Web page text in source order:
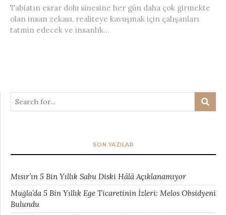
Tabiatın esrar dolu sinesine her gün daha çok girmekte
olan insan zekası, realiteye kavuşmak için çalışanları
tatmin edecek ve insanlık...
SON YAZILAR
Mısır’ın 5 Bin Yıllık Sabu Diski Hâlâ Açıklanamıyor
Muğla’da 5 Bin Yıllık Ege Ticaretinin İzleri: Melos Obsidyeni
Bulundu